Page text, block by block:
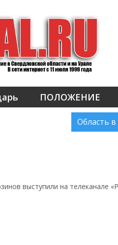
ПОЛОЖЕНИЕ
Область
выступили на телеканале